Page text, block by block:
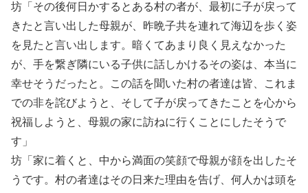
坊「その後何日かするとある村の者が、最初に子が戻って
きたと言い出した母親が、昨晩子共を連れて海辺を歩く姿
を見たと言い出します。暗くてあまり良く見えなかった
が、手を繋ぎ隣にいる子供に話しかけるその姿は、本当に
幸せそうだったと。この話を聞いた村の者達は皆、これま
での非を詫びようと、そして子が戻ってきたことを心から
祝福しようと、母親の家に訪ねに行くことにしたそうで
す」
坊「家に着くと、中から満面の笑顔で母親が顔を出したそ
うです。村の者達はその日来た理由を告げ、何人かは頭を